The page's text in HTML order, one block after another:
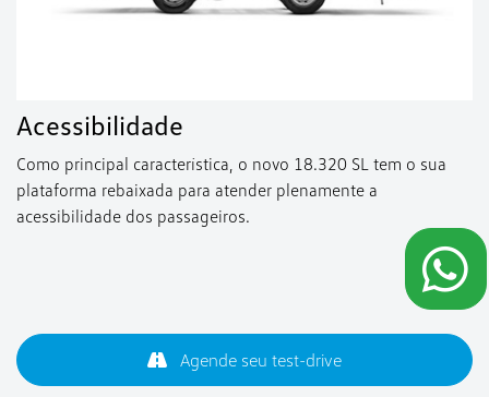
Acessibilidade
Como principal característica, o novo 18.320 SL tem o sua
plataforma rebaixada para atender plenamente a
acessibilidade dos passageiros.
Agende seu test-drive